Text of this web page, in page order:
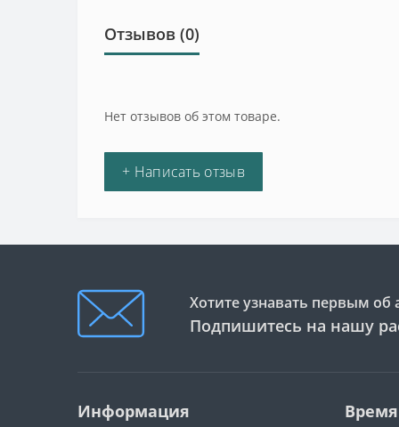
Отзывов (0)
Нет отзывов об этом товаре.
+ Написать отзыв
Хотите узнавать первым об
Подпишитесь на нашу
Информация